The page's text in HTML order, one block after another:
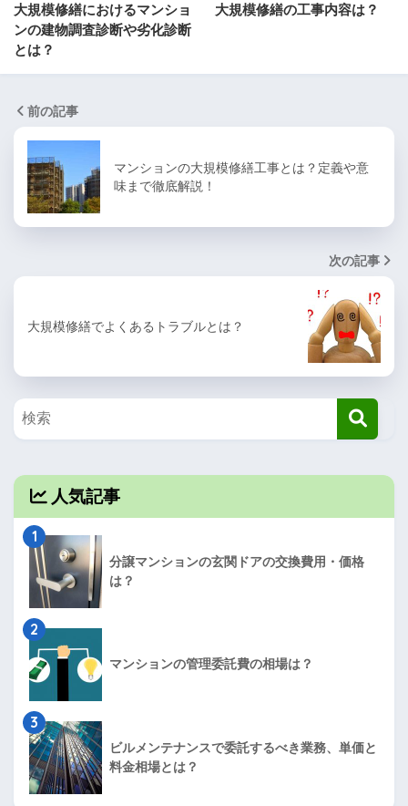
大規模修繕におけるマンショ
ンの建物調査診断や劣化診断
とは？
大規模修繕の工事内容は？
前の記事
マンションの大規模修繕工事とは？定義や意
味まで徹底解説！
次の記事
大規模修繕でよくあるトラブルとは？
人気記事
1
分譲マンションの玄関ドアの交換費用・価格
は？
2
マンションの管理委託費の相場は？
3
ビルメンテナンスで委託するべき業務、単価と
料金相場とは？